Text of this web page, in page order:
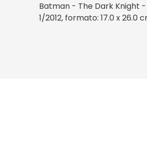
Batman - The Dark Knight
1/2012, formato: 17.0 x 26.0